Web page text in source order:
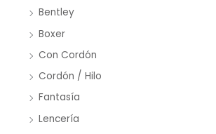
Bentley
Boxer
Con Cordón
Cordón / Hilo
Fantasía
Lencería